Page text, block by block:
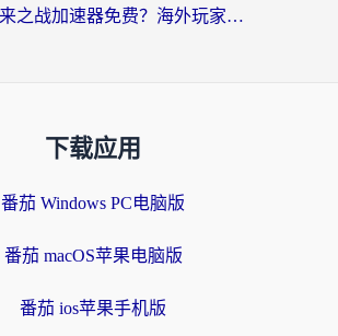
漫威：未来之战加速器免费？海外玩家国服畅玩终极指南（附一梦江湖弈剑行解决方案）
下载应用
番茄 Windows PC电脑版
番茄 macOS苹果电脑版
番茄 ios苹果手机版